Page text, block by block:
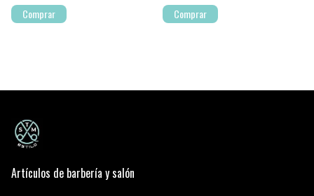
Comprar Comprar
Artículos de barbería y salón